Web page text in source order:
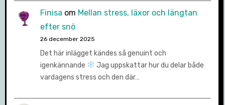
Finisa om Mellan stress, läxor och längtan
efter snö
26 december 2025
Det här inlägget kändes så genuint och
igenkännande
Jag uppskattar hur du delar både
vardagens stress och den där…